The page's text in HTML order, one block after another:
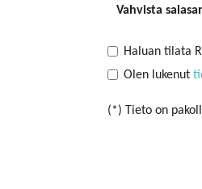
Vahvista
Haluan tilata
Olen lukenut
(*) Tieto on